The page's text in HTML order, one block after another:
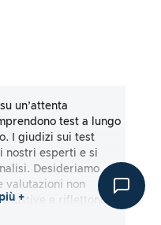
un’attenta
test a lungo
I giudizi sui test
nostri esperti e si
Desideriamo
valutazioni non
e riflettono
+